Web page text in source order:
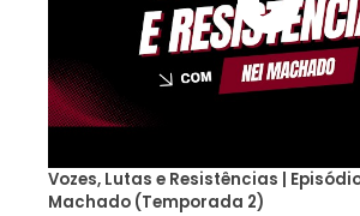
Vozes, Lutas e Resistências |
Machado (Temporada 2)